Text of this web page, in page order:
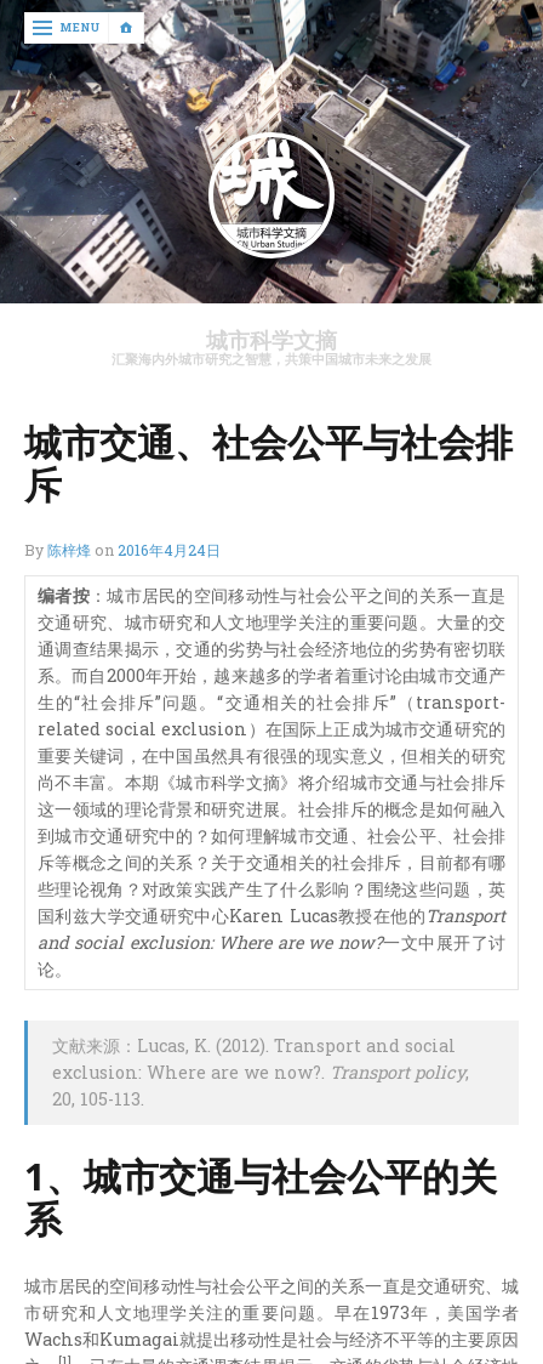
‹
return

文
资
讯
关
MENU
城市科学文摘
汇聚海内外城市研究之智慧，共策中国城市未来之发展
城市交通、社会公平与社会排
斥
By陈梓烽 on 2016年4月24日
编者按：城市居民的空间移动性与社会公平之间的关系一直是
交通研究、城市研究和人文地理学关注的重要问题。大量的交
通调查结果揭示，交通的劣势与社会经济地位的劣势有密切联
系。而自2000年开始，越来越多的学者着重讨论由城市交通产
生的“社会排斥”问题。“交通相关的社会排斥”（transport-
related social exclusion）在国际上正成为城市交通研究的
重要关键词，在中国虽然具有很强的现实意义，但相关的研究
尚不丰富。本期《城市科学文摘》将介绍城市交通与社会排斥
这一领域的理论背景和研究进展。社会排斥的概念是如何融入
到城市交通研究中的？如何理解城市交通、社会公平、社会排
斥等概念之间的关系？关于交通相关的社会排斥，目前都有哪
些理论视角？对政策实践产生了什么影响？围绕这些问题，英
国利兹大学交通研究中心Karen Lucas教授在他的Transport
and social exclusion: Where are we now?一文中展开了讨
论。
文献来源：Lucas, K. (2012). Transport and social
exclusion: Where are we now?. Transport policy,
20, 105-113.
1、城市交通与社会公平的关
系
城市居民的空间移动性与社会公平之间的关系一直是交通研究、城
市研究和人文地理学关注的重要问题。早在1973年，美国学者
Wachs和Kumagai就提出移动性是社会与经济不平等的主要原因